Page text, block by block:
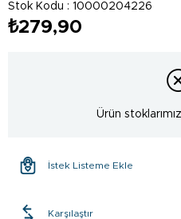
Stok Kodu
10000204226
₺279,90
Ürün
İstek Listeme Ekle
Karşılaştır